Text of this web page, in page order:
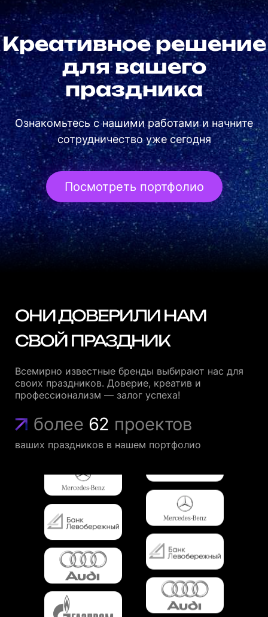
Креативное решение
для вашего
праздника
Ознакомьтесь с нашими работами и начните
сотрудничество уже сегодня
Посмотреть портфолио
ОНИ ДОВЕРИЛИ НАМ
СВОЙ ПРАЗДНИК
Всемирно известные бренды выбирают нас для
своих праздников. Доверие, креатив и
профессионализм — залог успеха!
более 62 проектов
ваших праздников в нашем портфолио